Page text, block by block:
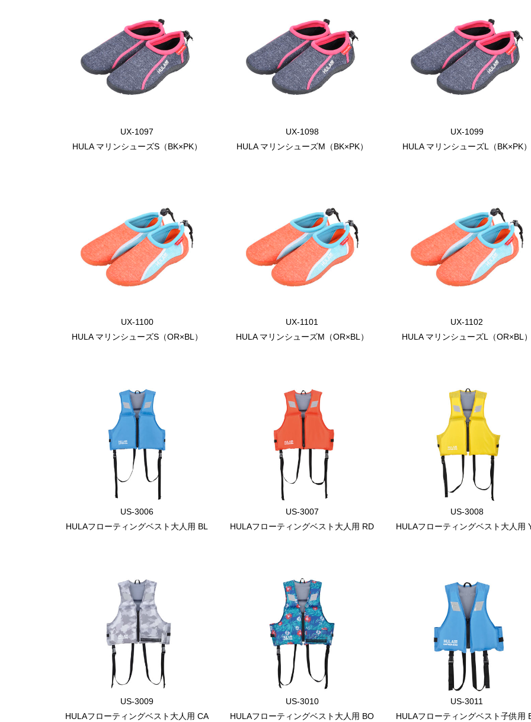
UX-1097
HULA マリンシューズS（BK×PK）
UX-1098
HULA マリンシューズM（BK×PK）
UX-1099
HULA マリンシューズL（BK×PK）
UX-1100
HULA マリンシューズS（OR×BL）
UX-1101
HULA マリンシューズM（OR×BL）
UX-1102
HULA マリンシューズL（OR×BL
US-3006
HULAフローティングベスト大人用 BL
US-3007
HULAフローティングベスト大人用 RD
US-3008
HULAフローティングベスト大人用
US-3009
HULAフローティングベスト大人用 CA
US-3010
HULAフローティングベスト大人用 BO
US-3011
HULAフローティングベスト子供用